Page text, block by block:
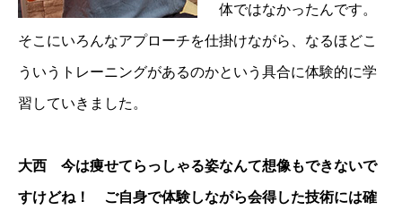
体ではなかったんです。
そこにいろんなアプローチを仕掛けながら、なるほどこ
ういうトレーニングがあるのかという具合に体験的に学
習していきました。
大西 今は痩せてらっしゃる姿なんて想像もできないで
すけどね！ ご自身で体験しながら会得した技術には確